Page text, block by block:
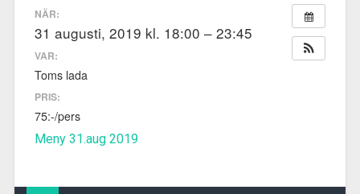
NÄR:
31 augusti, 2019 kl. 18:00 – 23:45
VAR:
Toms lada
PRIS:
75:-/pers
Meny 31.aug 2019